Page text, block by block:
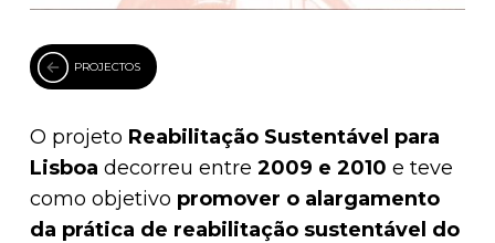
PROJECTOS
O projeto Reabilitação Sustentável para
Lisboa decorreu entre 2009 e 2010 e teve
como objetivo promover o alargamento
da prática de reabilitação sustentável do